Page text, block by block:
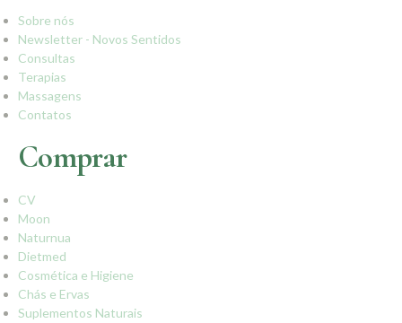
Sobre nós
Newsletter - Novos Sentidos
Consultas
Terapias
Massagens
Contatos
Comprar
CV
Moon
Naturnua
Dietmed
Cosmética e Higiene
Chás e Ervas
Suplementos Naturais